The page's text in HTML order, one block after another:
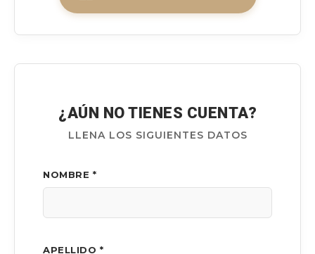
¿AÚN NO TIENES CUENTA?
LLENA LOS SIGUIENTES DATOS
NOMBRE *
APELLIDO *